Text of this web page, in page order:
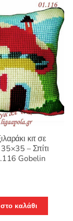
επιλεγούν
στη
σελίδα
του
προϊόντος
κιτ σε
– Σπίτι
Gobelin
καλάθι